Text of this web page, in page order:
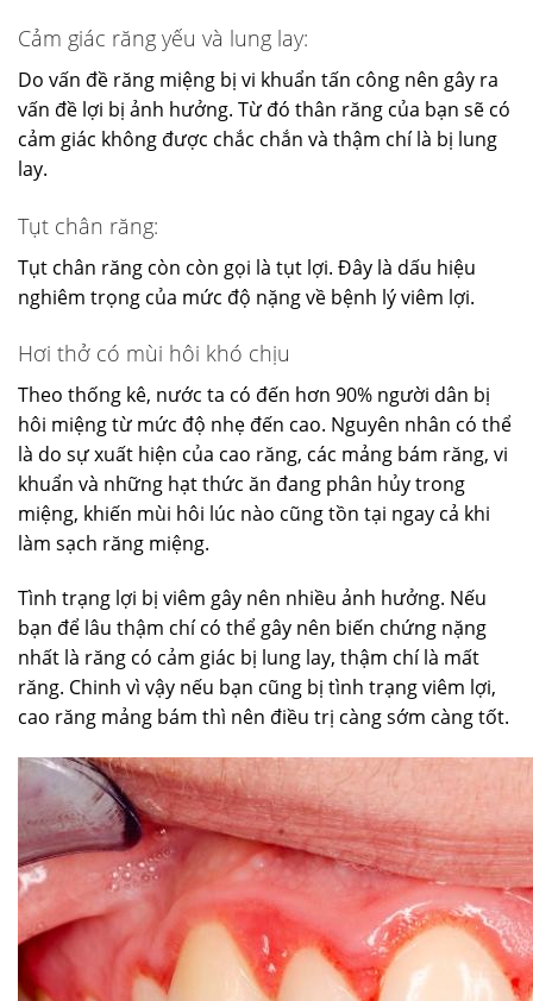
Cảm giác răng yếu và lung lay:
Do vấn đề răng miệng bị vi khuẩn tấn công nên gây ra
vấn đề lợi bị ảnh hưởng. Từ đó thân răng của bạn sẽ có
cảm giác không được chắc chắn và thậm chí là bị lung
lay.
Tụt chân răng:
Tụt chân răng còn còn gọi là tụt lợi. Đây là dấu hiệu
nghiêm trọng của mức độ nặng về bệnh lý viêm lợi.
Hơi thở có mùi hôi khó chịu
Theo thống kê, nước ta có đến hơn 90% người dân bị
hôi miệng từ mức độ nhẹ đến cao. Nguyên nhân có thể
là do sự xuất hiện của cao răng, các mảng bám răng, vi
khuẩn và những hạt thức ăn đang phân hủy trong
miệng, khiến mùi hôi lúc nào cũng tồn tại ngay cả khi
làm sạch răng miệng.
Tình trạng lợi bị viêm gây nên nhiều ảnh hưởng. Nếu
bạn để lâu thậm chí có thể gây nên biến chứng nặng
nhất là răng có cảm giác bị lung lay, thậm chí là mất
răng. Chinh vì vậy nếu bạn cũng bị tình trạng viêm lợi,
cao răng mảng bám thì nên điều trị càng sớm càng tốt.